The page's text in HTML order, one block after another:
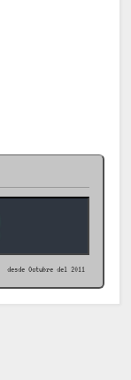
desde Octubre del 2011